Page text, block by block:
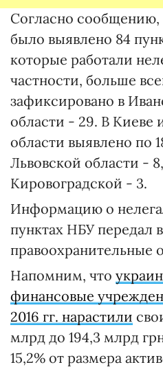
Согласно сообщению,
было выявлено 84
которые работали
частности, больше
зафиксировано в
области - 29. В Киеве
области выявлено по
Львовской области -
Кировоградской - 3.
Информацию о
пунктах НБУ передал в
правоохранительные
Напомним, что
финансовые
2016 гг. нарастили
млрд до 194,3 млрд
15,2% от размера